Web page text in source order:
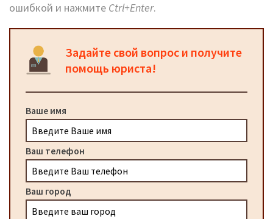
ошибкой и нажмите Ctrl+Enter.
Задайте свой вопрос и получите
помощь юриста!
Ваше имя
Ваш телефон
Ваш город